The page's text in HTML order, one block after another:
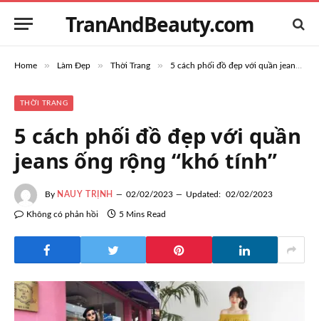
TranAndBeauty.com
Home » Làm Đẹp » Thời Trang » 5 cách phối đồ đẹp với quần jeans ống rộng “khó tính”
THỜI TRANG
5 cách phối đồ đẹp với quần
jeans ống rộng “khó tính”
By NAUY TRỊNH 02/02/2023 Updated: 02/02/2023
Không có phản hồi 5 Mins Read